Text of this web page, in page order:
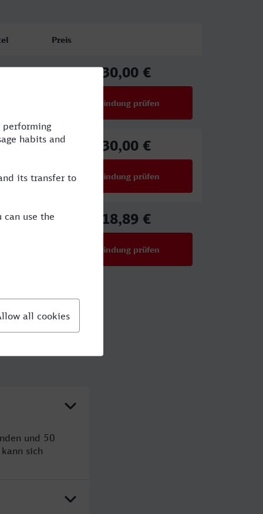
Preis
30,00 €
Verbindung prüfen
30,00 €
Verbindung prüfen
18,89 €
Verbindung prüfen
und 50
sich